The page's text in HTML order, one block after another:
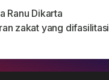
Ranu Dikarta
zakat yang difasilitasi